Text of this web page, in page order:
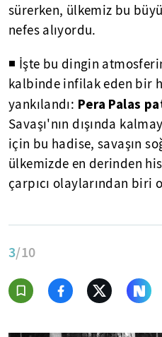
sürerken, ülkemiz bu
nefes alıyordu.
◾ İşte bu dingin
kalbinde infilak eden bir
yankılandı: Pera Palas
Savaşı'nın dışında
için bu hadise, savaşın
ülkemizde en derinden
çarpıcı olaylarından biri
3/10